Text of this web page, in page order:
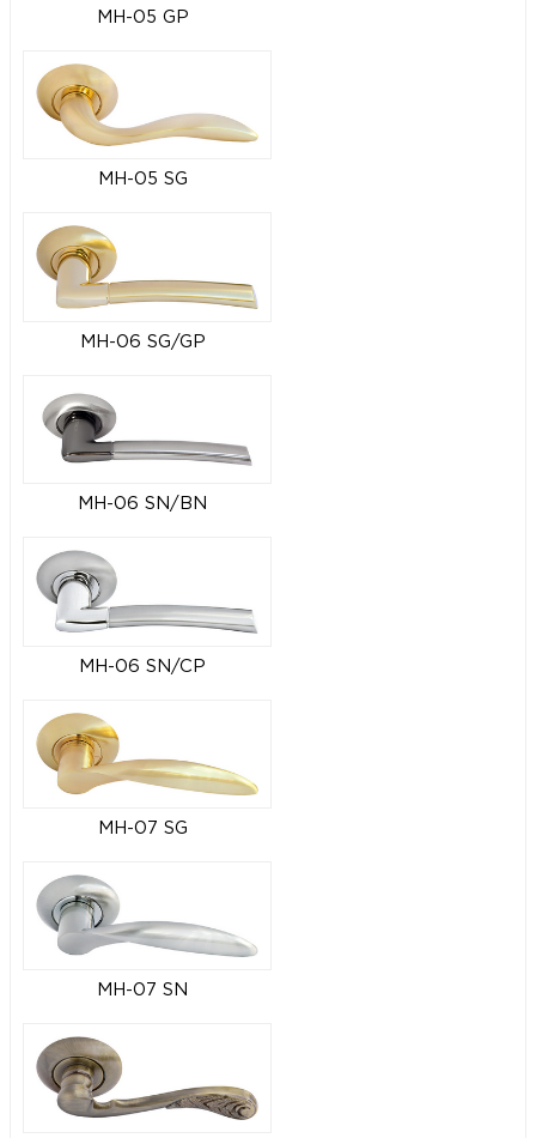
MH-05 GP
MH-05 SG
MH-06 SG/GP
MH-06 SN/BN
MH-06 SN/CP
MH-07 SG
MH-07 SN